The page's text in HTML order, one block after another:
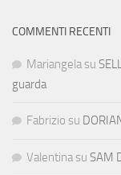
COMMENTI RECENTI
Mariangela su
guarda
Fabrizio su
Valentina su SAM